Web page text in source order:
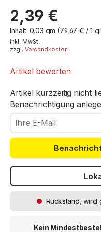
2,39 €
Inhalt: 0.03 qm (79,67 € / 1
inkl. MwSt.
zzgl. Versandkosten
Artikel bewerten
Artikel kurzzeitig nicht
Benachrichtigung
Ihre E-Mail
Rückstand ,
Kein